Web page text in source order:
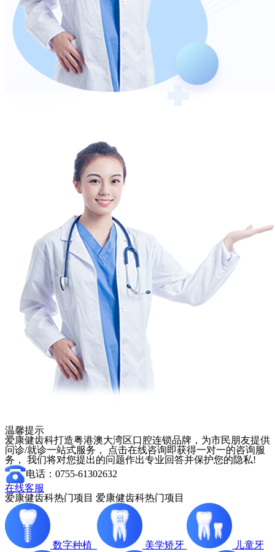
温馨提示
爱康健齿科打造粤港澳大湾区口腔连锁品牌，为市民朋友提供
问诊/就诊一站式服务， 点击在线咨询即获得一对一的咨询服
务， 我们将对您提出的问题作出专业回答并保护您的隐私!
电话：0755-61302632
在线客服
爱康健齿科热门项目 爱康健齿科热门项目
数字种植 美学矫牙 儿童牙